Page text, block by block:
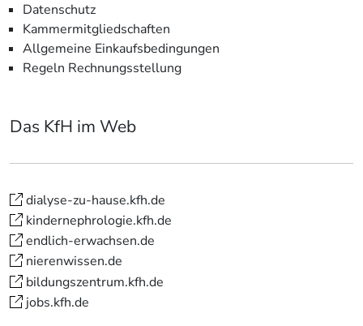
Datenschutz
Kammermitgliedschaften
Allgemeine Einkaufsbedingungen
Regeln Rechnungsstellung
Das KfH im Web
dialyse-zu-hause.kfh.de
kindernephrologie.kfh.de
endlich-erwachsen.de
nierenwissen.de
bildungszentrum.kfh.de
jobs.kfh.de